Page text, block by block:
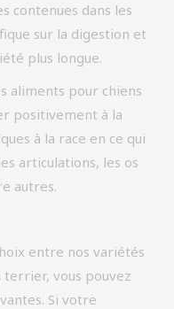
contenues dans les
sur la digestion et
plus longue.
aliments pour chiens
positivement à la
à la race en ce qui
articulations, les os
autres.
entre nos variétés
terrier, vous pouvez
Si votre